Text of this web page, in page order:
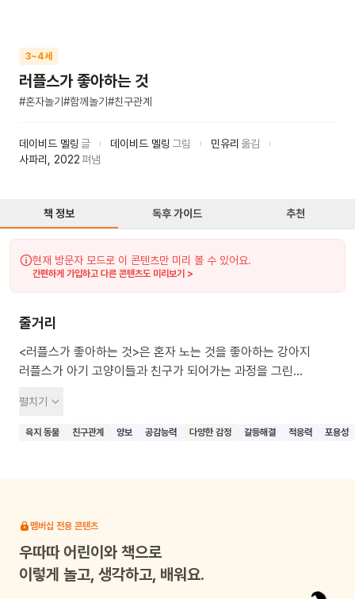
3~4세
러플스가 좋아하는 것
#혼자놀기 #함께놀기 #친구관계
데이비드 멜링 글 데이비드 멜링 그림 민유리 옮김
사파리
2022펴냄
책 정보 독후 가이드 추천
현재 방문자 모드로 이 콘텐츠만 미리 볼 수 있어요.
간편하게 가입하고 다른 콘텐츠도 미리보기 >
줄거리
<러플스가 좋아하는 것>은 혼자 노는 것을 좋아하는 강아지
러플스가 아기 고양이들과 친구가 되어가는 과정을 그린
하지만 아기 고양이들이 자꾸 러플스를 방해하며 함께 놀자고
해요. 처음에는 싫어하던 러플스가 점점 아기 고양이들과
책을 읽은 어린이들이 친구와 함께 노는 즐거움을 느끼고, 나누는
기쁨을 알게 되기를 기대해요.
펼치기
육지 동물 친구관계 양보 공감능력 다양한 감정 갈등해결 적응력 포용성
멤버십 전용 콘텐츠
우따따어린이와 책으로
이렇게 놀고, 생각하고, 배워요.